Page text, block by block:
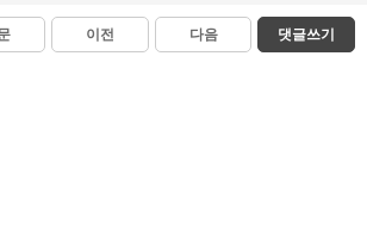
이전 다음 댓글쓰기